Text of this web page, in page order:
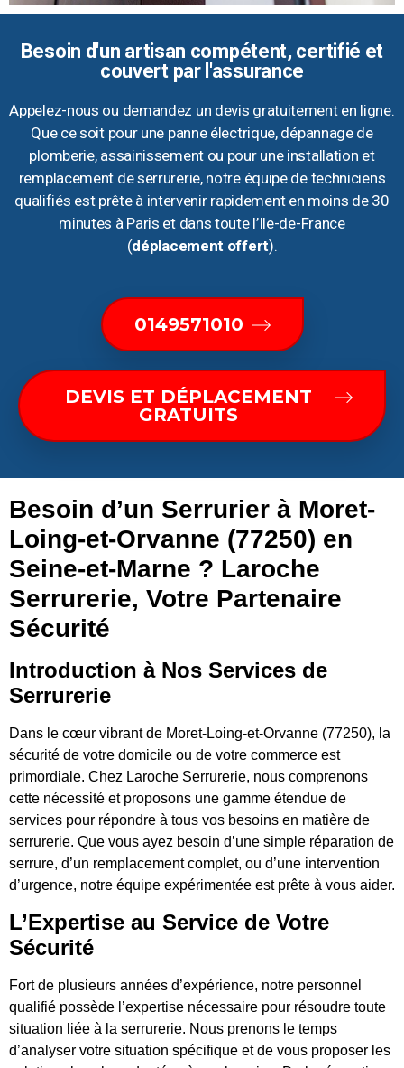
Besoin d'un artisan compétent, certifié et
couvert par l'assurance
Appelez-nous ou demandez un devis gratuitement en ligne.
Que ce soit pour une panne électrique, dépannage de
plomberie, assainissement ou pour une installation et
remplacement de serrurerie, notre équipe de techniciens
qualifiés est prête à intervenir rapidement en moins de 30
minutes à Paris et dans toute l’Ile-de-France
(déplacement offert).
0149571010
DEVIS ET DÉPLACEMENT
GRATUITS
Besoin d’un Serrurier à Moret-
Loing-et-Orvanne (77250) en
Seine-et-Marne ? Laroche
Serrurerie, Votre Partenaire
Sécurité
Introduction à Nos Services de
Serrurerie
Dans le cœur vibrant de Moret-Loing-et-Orvanne (77250), la
sécurité de votre domicile ou de votre commerce est
primordiale. Chez Laroche Serrurerie, nous comprenons
cette nécessité et proposons une gamme étendue de
services pour répondre à tous vos besoins en matière de
serrurerie. Que vous ayez besoin d’une simple réparation de
serrure, d’un remplacement complet, ou d’une intervention
d’urgence, notre équipe expérimentée est prête à vous aider.
L’Expertise au Service de Votre
Sécurité
Fort de plusieurs années d’expérience, notre personnel
qualifié possède l’expertise nécessaire pour résoudre toute
situation liée à la serrurerie. Nous prenons le temps
d’analyser votre situation spécifique et de vous proposer les